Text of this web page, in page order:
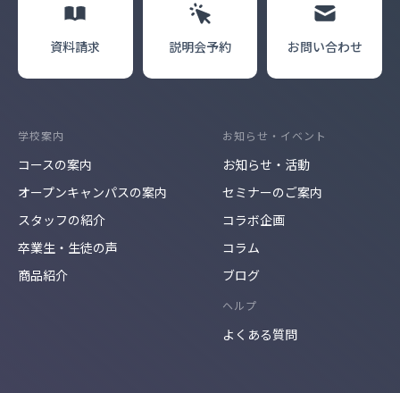
資料請求 説明会予約 お問い合わせ
学校案内
コースの案内
オープンキャンパスの案内
スタッフの紹介
卒業生・生徒の声
商品紹介
お知らせ・イベント
お知らせ・活動
セミナーのご案内
コラボ企画
コラム
ブログ
ヘルプ
よくある質問